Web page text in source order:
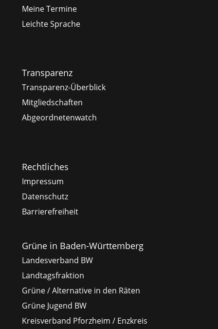
Meine Termine
Leichte Sprache
Transparenz
Transparenz-Überblick
Mitgliedschaften
Abgeordnetenwatch
Rechtliches
Impressum
Datenschutz
Barrierefreiheit
Grüne in Baden-Württemberg
Landesverband BW
Landtagsfraktion
Grüne / Alternative in den Räten
Grüne Jugend BW
Kreisverband Pforzheim / Enzkreis